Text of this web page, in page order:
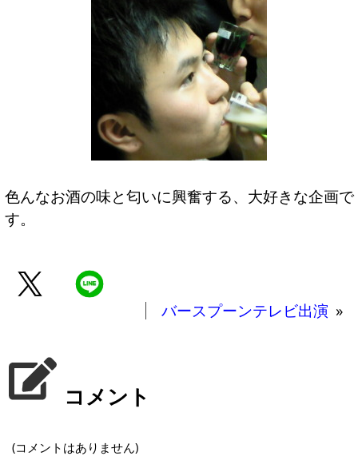
色んなお酒の味と匂いに興奮する、大好きな企画で
す。
バースプーンテレビ出演 »
コメント
(コメントはありません)